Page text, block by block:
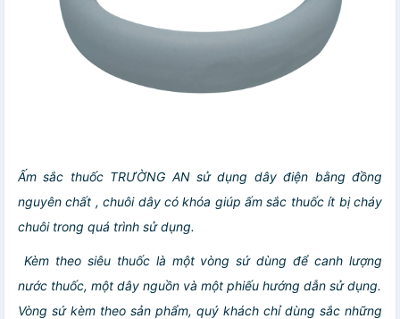
Ấm sắc thuốc TRƯỜNG AN sử dụng dây điện bằng đồng
nguyên chất , chuôi dây có khóa giúp ấm sắc thuốc ít bị cháy
chuôi trong quá trình sử dụng.
Kèm theo siêu thuốc là một vòng sứ dùng để canh lượng
nước thuốc, một dây nguồn và một phiếu hướng dẫn sử dụng.
Vòng sứ kèm theo sản phẩm, quý khách chỉ dùng sắc những